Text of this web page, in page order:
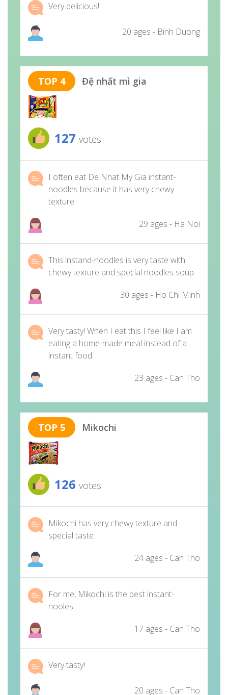
Very delicious!
20 ages - Binh Duong
TOP 4 Đệ nhất mì gia
127 votes
I often eat De Nhat My Gia instant-
noodles because it has very chewy
texture.
29 ages - Ha Noi
This instand-noodles is very taste with
chewy texture and special noodles soup.
30 ages - Ho Chi Minh
Very tasty! When I eat this I feel like I am
eating a home-made meal instead of a
instant food.
23 ages - Can Tho
TOP 5 Mikochi
126 votes
Mikochi has very chewy texture and
special taste.
24 ages - Can Tho
For me, Mikochi is the best instant-
nooles.
17 ages - Can Tho
Very tasty!
20 ages - Can Tho